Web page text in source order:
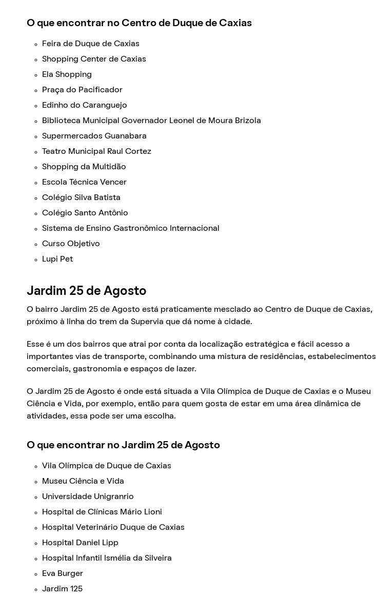
O que encontrar no Centro de Duque de Caxias
Feira de Duque de Caxias
Shopping Center de Caxias
Ela Shopping
Praça do Pacificador
Edinho do Caranguejo
Biblioteca Municipal Governador Leonel de Moura Brizola
Supermercados Guanabara
Teatro Municipal Raul Cortez
Shopping da Multidão
Escola Técnica Vencer
Colégio Silva Batista
Colégio Santo Antônio
Sistema de Ensino Gastronômico Internacional
Curso Objetivo
Lupi Pet
Jardim 25 de Agosto
O bairro Jardim 25 de Agosto está praticamente mesclado ao Centro de Duque de Caxias,
próximo à linha do trem da Supervia que dá nome à cidade.
Esse é um dos bairros que atrai por conta da localização estratégica e fácil acesso a
importantes vias de transporte, combinando uma mistura de residências, estabelecimentos
comerciais, gastronomia e espaços de lazer.
O Jardim 25 de Agosto é onde está situada a Vila Olímpica de Duque de Caxias e o Museu
Ciência e Vida, por exemplo, então para quem gosta de estar em uma área dinâmica de
atividades, essa pode ser uma escolha.
O que encontrar no Jardim 25 de Agosto
Vila Olímpica de Duque de Caxias
Museu Ciência e Vida
Universidade Unigranrio
Hospital de Clínicas Mário Lioni
Hospital Veterinário Duque de Caxias
Hospital Daniel Lipp
Hospital Infantil Ismélia da Silveira
Eva Burger
Jardim 125